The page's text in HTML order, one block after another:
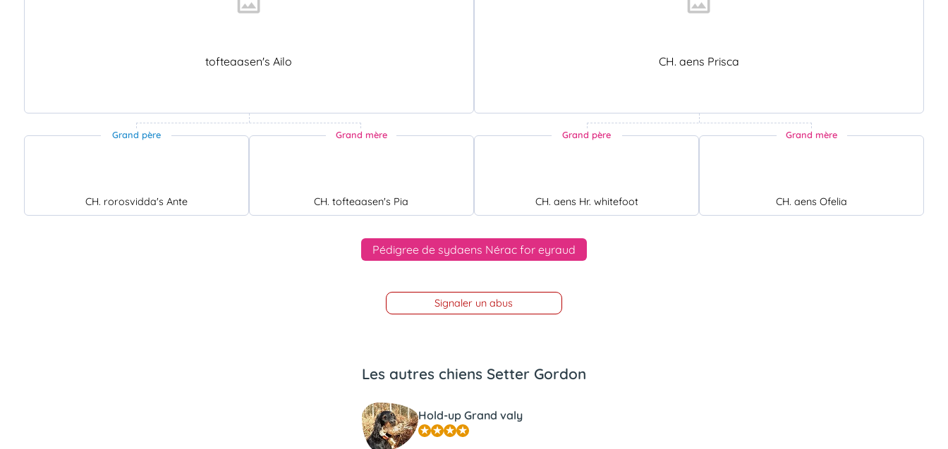
tofteaasen's Ailo
Grand père
CH. rorosvidda's Ante
Grand mère
CH. tofteaasen's Pia
CH. aens Prisca
Grand père
CH. aens Hr. whitefoot
Grand mère
CH. aens Ofelia
Pédigree de sydaens Nérac for eyraud
Signaler un abus
Les autres chiens Setter Gordon
Hold-up Grand valy